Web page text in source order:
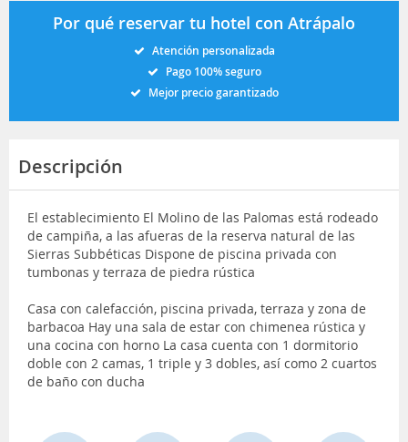
Por qué reservar tu hotel con Atrápalo
Atención personalizada
Pago 100% seguro
Mejor precio garantizado
Descripción
El establecimiento El Molino de las Palomas está rodeado
de campiña, a las afueras de la reserva natural de las
Sierras Subbéticas Dispone de piscina privada con
tumbonas y terraza de piedra rústica
Casa con calefacción, piscina privada, terraza y zona de
barbacoa Hay una sala de estar con chimenea rústica y
una cocina con horno La casa cuenta con 1 dormitorio
doble con 2 camas, 1 triple y 3 dobles, así como 2 cuartos
de baño con ducha